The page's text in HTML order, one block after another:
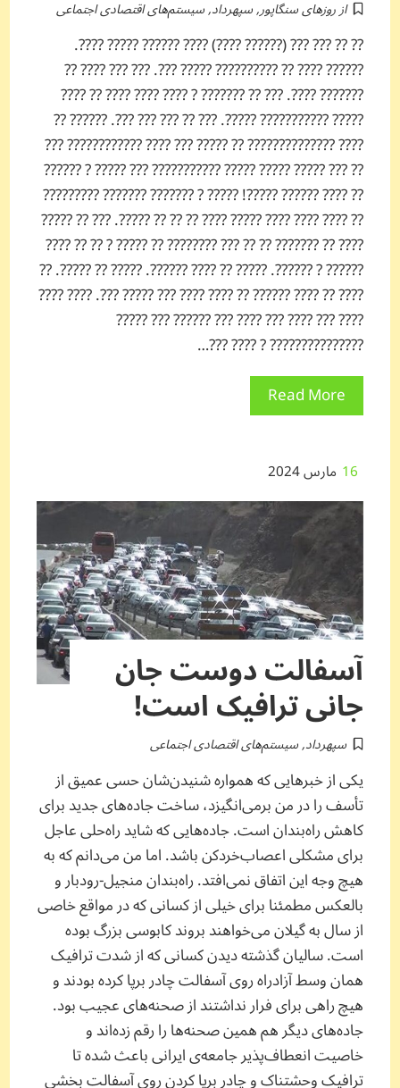
از روزهای سنگاپور,سپهرداد,سیستم‌های اقتصادی اجتماعی
?? ?? ??? ??? (?????? ????) ???? ?????? ????? ????.
?????? ???? ?? ?????????? ????? ???. ??? ??? ???? ??
??????? ????. ??? ?? ??????? ? ???? ???? ???? ?? ????
????? ??????????? ?????. ??? ?? ??? ??? ???. ?????? ??
???? ?????????????? ?? ????? ??? ???? ???????????? ???
?? ??? ????? ????? ????? ??????????? ??? ????? ? ??????
?? ???? ?????? ?????! ????? ? ??????? ??????? ?????????
?? ???? ???? ???? ????? ???? ?? ?? ?? ?????. ??? ?? ?????
???? ?? ??????? ?? ?? ??? ???????? ?? ????? ? ?? ?? ????
?????? ? ??????. ????? ?? ???? ??????. ????? ?? ?????. ??
???? ?? ???? ?????? ?? ???? ???? ??? ????? ???. ???? ????
???? ??? ???? ??? ???? ??? ?????? ??? ?????
??????????????? ? ???? ???…
Read More
16 مارس 2024
آسفالت دوست جان
جانی ترافیک است!
سپهرداد,سیستم‌های اقتصادی اجتماعی
یکی از خبرهایی که همواره شنیدن‌شان حسی عمیق از
تأسف را در من برمی‌انگیزد، ساخت جاده‌های جدید برای
کاهش راه‌بندان است. جاده‌هایی که شاید راه‌حلی عاجل
برای مشکلی اعصاب‌خردکن باشد. اما من می‌دانم که به
هیچ وجه این اتفاق نمی‌افتد. راه‌بندان منجیل-رودبار و
بالعکس مطمئنا برای خیلی از کسانی که در مواقع خاصی
از سال به گیلان می‌خواهند بروند کابوسی بزرگ بوده
است. سالیان گذشته دیدن کسانی که از شدت ترافیک
همان وسط آزادراه روی آسفالت چادر برپا کرده بودند و
هیچ راهی برای فرار نداشتند از صحنه‌های عجیب بود.
جاده‌های دیگر هم همین صحنه‌ها را رقم زده‌اند و
خاصیت انعطاف‌پذیر جامعه‌ی ایرانی باعث شده تا
ترافیک وحشتناک و چادر برپا کردن روی آسفالت بخشی